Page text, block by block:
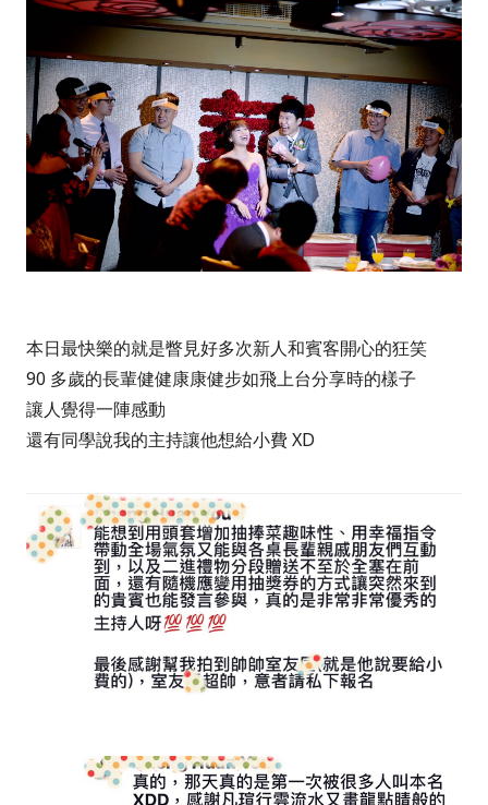
本日最快樂的就是瞥見好多次新人和賓客開心的狂笑
90 多歲的長輩健健康康健步如飛上台分享時的樣子
讓人覺得一陣感動
還有同學說我的主持讓他想給小費 XD